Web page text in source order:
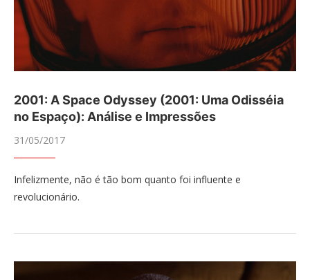
2001: A Space Odyssey (2001: Uma Odisséia
no Espaço): Análise e Impressões
31/05/2017
Infelizmente, não é tão bom quanto foi influente e
revolucionário.